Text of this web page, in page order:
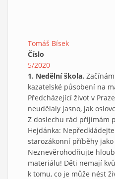
Tomáš Bísek
Číslo
5/2020
1. Nedělní škola.
kazatelské působení na
Předcházející život v
neudělaly jasno, jak
Z doslechu rád přijímám
Hejdánka:
starozákonní příběhy jako
Neznevěrohodňujte
materiálu! Děti nemají
k tomu, co je může nést